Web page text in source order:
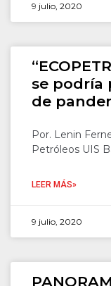
9 julio, 2020
se podría
de
Por. Lenin
Petróleos UIS
LEER MÁS»
9 julio, 2020